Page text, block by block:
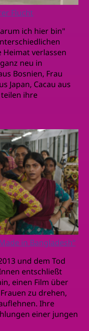
Flucht
ich hier bin"
verlassen
neu in
Bosnien, Frau
Japan, Cacau aus
ihre
in Bangladesh“
und dem Tod
entschließt
einen Film über
zu drehen,
Ihre
einer jungen